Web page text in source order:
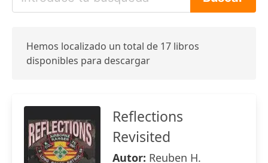
Hemos localizado un total de 17 libros
disponibles para descargar
Reflections
Revisited
Autor: Reuben H.